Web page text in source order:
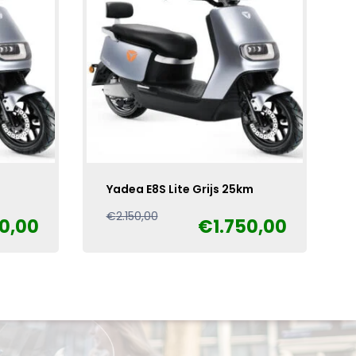
Yadea E8S Lite Grijs 25km
€2.150,00Oorspronkelijke
€1.750,00
Huidige